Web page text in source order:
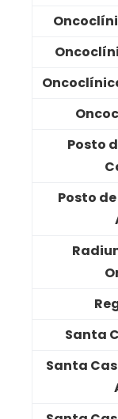
Posto
Posto
Santa
Santa